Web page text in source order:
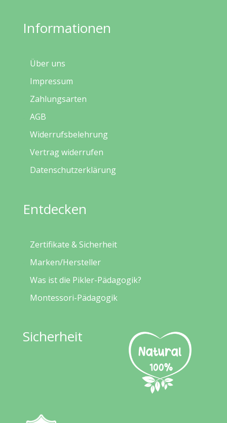
Informationen
Über uns
Impressum
Zahlungsarten
AGB
Widerrufsbelehrung
Vertrag widerrufen
Datenschutzerklärung
Entdecken
Zertifikate & Sicherheit
Marken/Hersteller
Was ist die Pikler-Pädagogik?
Montessori-Pädagogik
Sicherheit